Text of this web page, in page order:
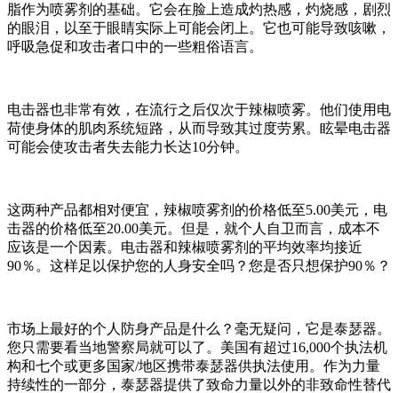
脂作为喷雾剂的基础。它会在脸上造成灼热感，灼烧感，剧烈
的眼泪，以至于眼睛实际上可能会闭上。它也可能导致咳嗽，
呼吸急促和攻击者口中的一些粗俗语言。
电击器也非常有效，在流行之后仅次于辣椒喷雾。他们使用电
荷使身体的肌肉系统短路，从而导致其过度劳累。眩晕电击器
可能会使攻击者失去能力长达10分钟。
这两种产品都相对便宜，辣椒喷雾剂的价格低至5.00美元，电
击器的价格低至20.00美元。但是，就个人自卫而言，成本不
应该是一个因素。电击器和辣椒喷雾剂的平均效率均接近
90％。这样足以保护您的人身安全吗？您是否只想保护90％？
市场上最好的个人防身产品是什么？毫无疑问，它是泰瑟器。
您只需要看当地警察局就可以了。美国有超过16,000个执法机
构和七个或更多国家/地区携带泰瑟器供执法使用。作为力量
持续性的一部分，泰瑟器提供了致命力量以外的非致命性替代